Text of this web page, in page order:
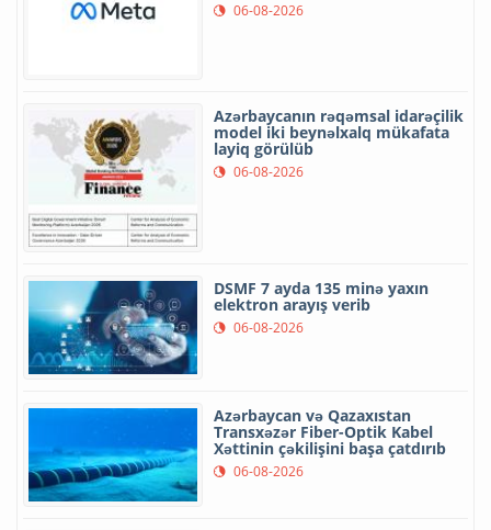
06-08-2026
Azərbaycanın rəqəmsal idarəçilik
model iki beynəlxalq mükafata
layiq görülüb
06-08-2026
DSMF 7 ayda 135 minə yaxın
elektron arayış verib
06-08-2026
Azərbaycan və Qazaxıstan
Transxəzər Fiber-Optik Kabel
Xəttinin çəkilişini başa çatdırıb
06-08-2026